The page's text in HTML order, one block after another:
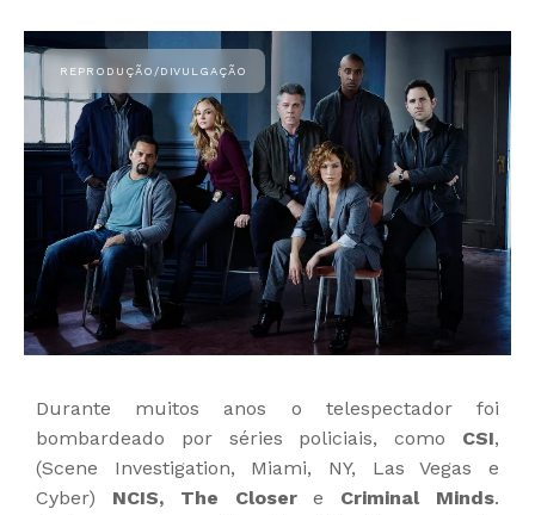
Durante muitos anos o telespectador foi
bombardeado por séries policiais, como CSI,
(Scene Investigation, Miami, NY, Las Vegas e
Cyber) NCIS, The Closere Criminal Minds.